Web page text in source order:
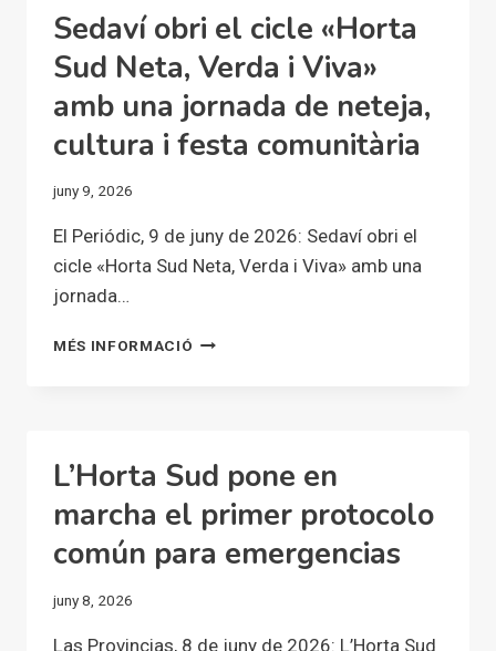
COMUNITARIO
DENTRO
DE
CINCO
Sedaví obri el cicle «Horta
Sud Neta, Verda i Viva»
amb una jornada de neteja,
cultura i festa comunitària
juny 9, 2026
El Periódic, 9 de juny de 2026: Sedaví obri el
cicle «Horta Sud Neta, Verda i Viva» amb una
jornada…
MÉS INFORMACIÓ SEDAVÍ
NETA,
VERDA
VIVA»
DE
L’Horta Sud pone en
marcha el primer protocolo
común para emergencias
juny 8, 2026
Las Provincias, 8 de juny de 2026: L’Horta Sud